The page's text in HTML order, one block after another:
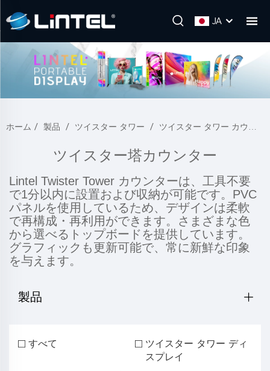
JA
ホーム / 製品 / ツイスター タワー / ツイスター タワー カウンター
ツイスター塔カウンター
Lintel Twister Tower カウンターは、工具不要
で1分以内に設置および収納が可能です。PVC
パネルを使用しているため、デザインは柔軟
で再構成・再利用ができます。さまざまな色
から選べるトップボードを提供しています。
グラフィックも更新可能で、常に新鮮な印象
を与えます。
製品
すべて
ツイスター タワー ディ
スプレイ